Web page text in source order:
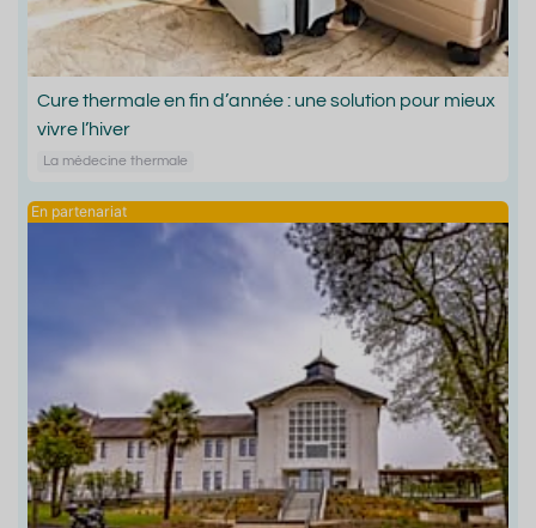
Cure thermale en fin d’année : une solution pour mieux
vivre l’hiver
La médecine thermale